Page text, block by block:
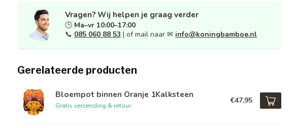
Vragen? Wij helpen je graag verder
🕒 Ma–vr 10:00–17:00
📞 085 060 88 53 | of mail naar ✉ info@koningbamboe.nl
Gerelateerde producten
Bloempot binnen Oranje 1Kalksteen
Gratis verzending & retour
€47,95